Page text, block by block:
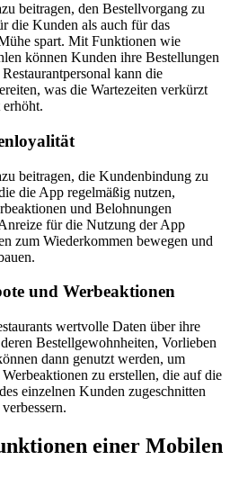
beitragen, den Bestellvorgang zu
die Kunden als auch für das
spart. Mit Funktionen wie
können Kunden ihre Bestellungen
kann die
was die Wartezeiten verkürzt
beitragen, die Kundenbindung zu
die App regelmäßig nutzen,
und Belohnungen
für die Nutzung der App
zum Wiederkommen bewegen und
und Werbeaktionen
wertvolle Daten über ihre
Bestellgewohnheiten, Vorlieben
dann genutzt werden, um
zu erstellen, die auf die
einzelnen Kunden zugeschnitten
einer Mobilen